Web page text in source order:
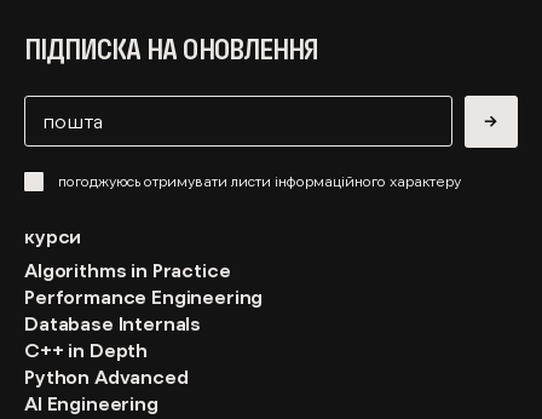
→
погоджуюсь отримувати листи інформаційного характеру
ПІДПИСКА НА ОНОВЛЕННЯ
курси
Algorithms in Practice
Performance Engineering
Database Internals
C++ in Depth
Python Advanced
AI Engineering